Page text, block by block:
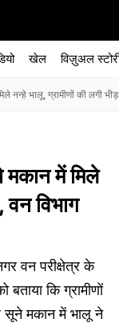
खेल विज़ुअल
भालू, ग्रामीणों की लगी
में मिले
वन विभाग
वन परीक्षेत्र के
बताया कि ग्रामीणों
सूने मकान में भालू ने